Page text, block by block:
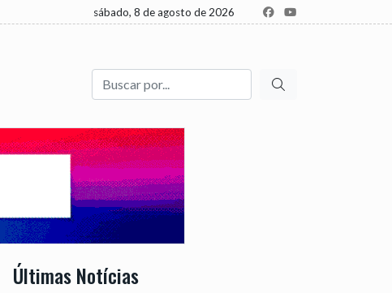
sábado, 8 de agosto de 2026
Buscar
Últimas Notícias